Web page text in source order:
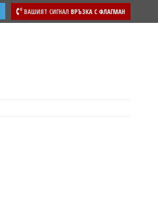
ВАШИЯТ СИГНАЛ ВРЪЗКА С ФЛАГМАН